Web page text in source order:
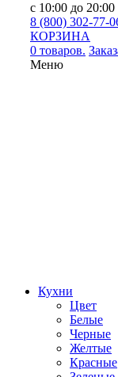
с 10:00 до 20:00
8 (800) 302-77-
КОРЗИНА
0 товаров.
Меню
Кухни
Цвет
Белые
Черные
Желтые
Красные